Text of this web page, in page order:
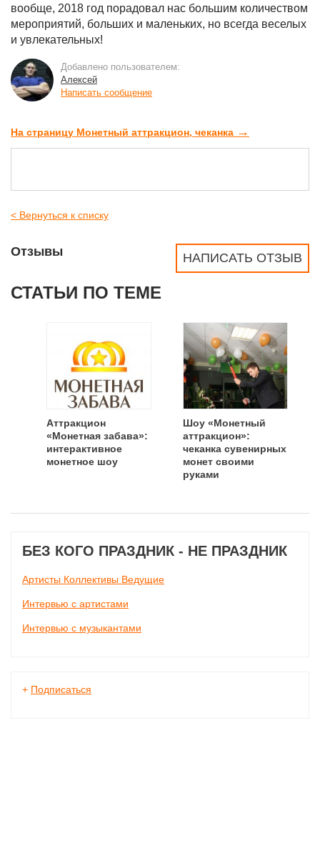
вообще, 2018 год порадовал нас большим количеством
мероприятий, больших и маленьких, но всегда веселых
и увлекательных!
Добавлено пользователем:
Алексей
Написать сообщение
На страницу Монетный аттракцион, чеканка →
< Вернуться к списку
НАПИСАТЬ ОТЗЫВ
Отзывы
СТАТЬИ ПО ТЕМЕ
Аттракцион
«Монетная забава»:
интерактивное
монетное шоу
Шоу «Монетный
аттракцион»:
чеканка сувенирных
монет своими
руками
БЕЗ КОГО ПРАЗДНИК - НЕ ПРАЗДНИК
Артисты Коллективы Ведущие
Интервью с артистами
Интервью с музыкантами
+ Подписаться